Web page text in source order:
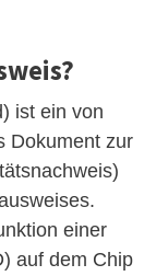
ist ein von
Dokument zur
einer
auf dem Chip